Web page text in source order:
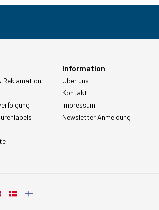
Reklamation
Information
Über uns
Kontakt
Impressum
Newsletter Anmeldung